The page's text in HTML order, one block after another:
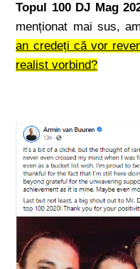
Topul 100 DJ Mag
menționat mai sus,
an credeți că vor
realist vorbind?